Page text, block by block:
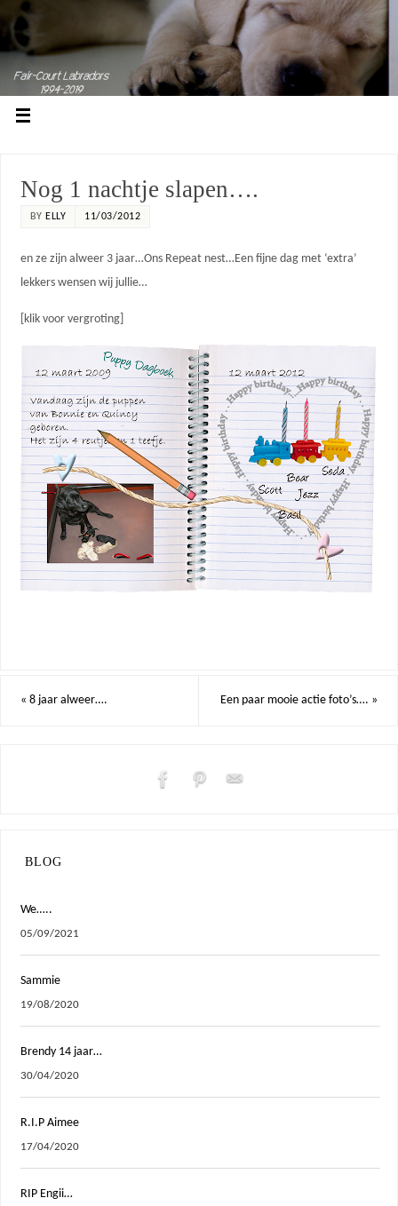
Nog 1 nachtje slapen….
BY ELLY 11/03/2012
en ze zijn alweer 3 jaar…Ons Repeat nest…Een fijne dag met ‘extra’
lekkers wensen wij jullie…
[klik voor vergroting]
« 8 jaar alweer…. Een paar mooie actie foto’s…. »
BLOG
We…..
05/09/2021
Sammie
19/08/2020
Brendy 14 jaar…
30/04/2020
R.I.P Aimee
17/04/2020
RIP Engii…